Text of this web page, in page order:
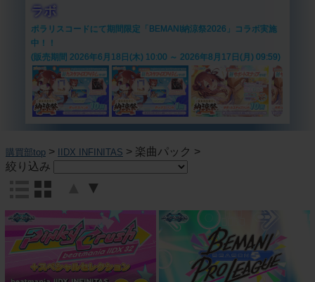
ラボ
ポラリスコードにて期間限定「BEMANI納涼祭2026」コラボ実施
中！！
(販売期間 2026年6月18日(木) 10:00 ～ 2026年8月17日(月) 09:59)
購買部top > IIDX INFINITAS > 楽曲パック >
絞り込み
▼